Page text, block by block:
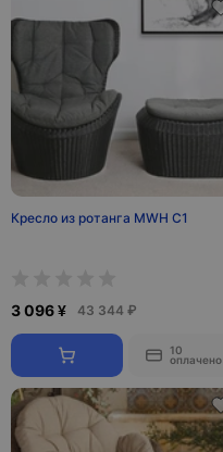
Кресло из ротанга MWH С1
3 096 ¥ 43 344 ₽
10
оплачено